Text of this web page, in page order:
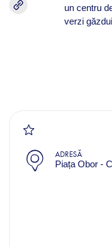
un centru
verzi
ADRESĂ
Piața Obor -